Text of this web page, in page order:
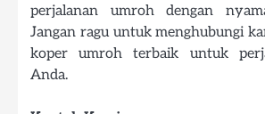
perjalanan umroh dengan
Jangan ragu untuk menghubungi
koper umroh terbaik untuk
Anda.